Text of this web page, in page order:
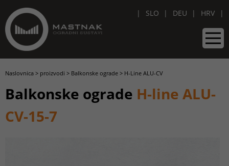
SLO DEU HRV
Naslovnica > proizvodi > Balkonske ograde > H-Line ALU-CV
Balkonske ograde H-line ALU-
CV-15-7